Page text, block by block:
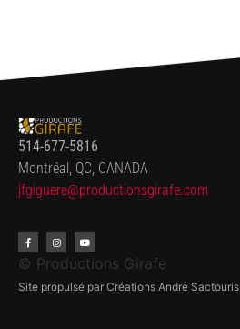
514-677-5816
Montréal, QC, CANADA
jfgiguere@productionsgirafe.com
© Productions Girafe
Site propulsé par Créations André Sactouris